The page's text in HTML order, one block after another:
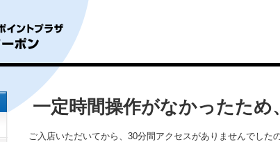
一定時間操作がなかったため
ご入店いただいてから、30分間アクセスがありませんでした